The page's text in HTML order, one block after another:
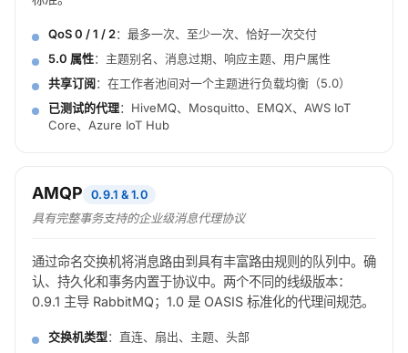
QoS 0 / 1 / 2：最多一次、至少一次、恰好一次交付
5.0 属性：主题别名、消息过期、响应主题、用户属性
共享订阅：在工作者池间对一个主题进行负载均衡（5.0）
已测试的代理：HiveMQ、Mosquitto、EMQX、AWS IoT
Core、Azure IoT Hub
AMQP 0.9.1 & 1.0
具有完整事务支持的企业级消息代理协议
通过命名交换机将消息路由到具有丰富路由规则的队列中。确
认、持久化和事务内置于协议中。两个不同的线级版本：
0.9.1 主导 RabbitMQ；1.0 是 OASIS 标准化的代理间规范。
交换机类型：直连、扇出、主题、头部